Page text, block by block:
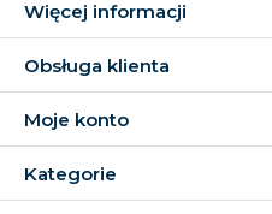
Więcej informacji
Obsługa klienta
Moje konto
Kategorie